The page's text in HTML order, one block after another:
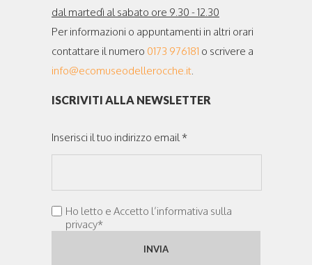
dal martedì al sabato ore 9.30 - 12.30
Per informazioni o appuntamenti in altri orari
contattare il numero 0173 976181 o scrivere a
info@ecomuseodellerocche.it.
ISCRIVITI ALLA NEWSLETTER
Inserisci il tuo indirizzo email *
Ho letto e Accetto l’informativa sulla
privacy*